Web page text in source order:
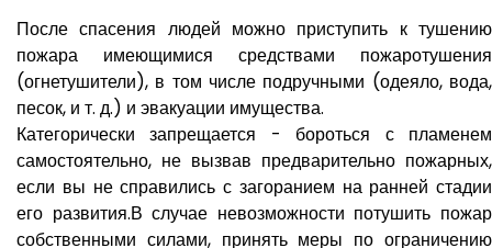
После спасения людей можно приступить к тушению
пожара имеющимися средствами пожаротушения
(огнетушители), в том числе подручными (одеяло, вода,
песок, и т. д.) и эвакуации имущества.
Категорически запрещается - бороться с пламенем
самостоятельно, не вызвав предварительно пожарных,
если вы не справились с загоранием на ранней стадии
его развития.В случае невозможности потушить пожар
собственными силами, принять меры по ограничению